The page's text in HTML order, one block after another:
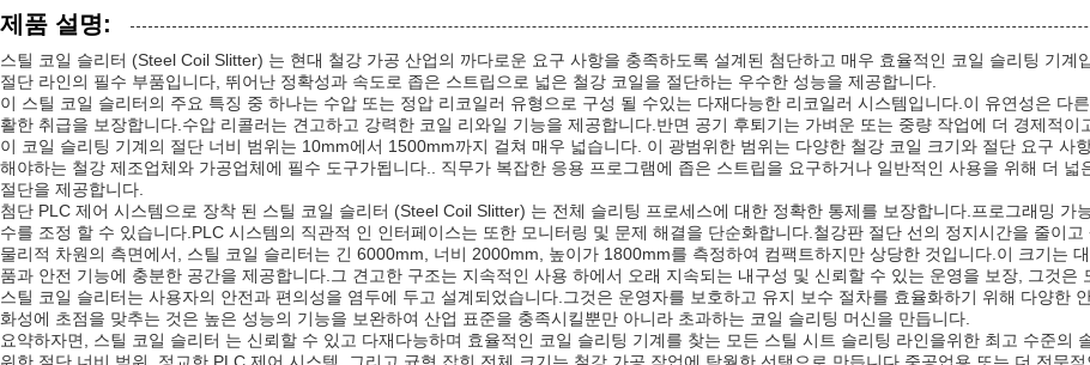
제품 설명:
스틸 코일 슬리터 (Steel Coil Slitter) 는 현대 철강 가공 산업의 까다로운 요구 사항을 충족하도록 설계된 첨단하고 매우 효율적인 코일 슬리팅 기
절단 라인의 필수 부품입니다, 뛰어난 정확성과 속도로 좁은 스트립으로 넓은 철강 코일을 절단하는 우수한 성능을 제공합니다.
이 스틸 코일 슬리터의 주요 특징 중 하나는 수압 또는 정압 리코일러 유형으로 구성 될 수있는 다재다능한 리코일러 시스템입니다.이 유연성은 다
활한 취급을 보장합니다.수압 리콜러는 견고하고 강력한 코일 리와일 기능을 제공합니다.반면 공기 후퇴기는 가벼운 또는 중량 작업에 더 경제적이
이 코일 슬리팅 기계의 절단 너비 범위는 10mm에서 1500mm까지 걸쳐 매우 넓습니다. 이 광범위한 범위는 다양한 철강 코일 크기와 절단 요구
해야하는 철강 제조업체와 가공업체에 필수 도구가됩니다.. 직무가 복잡한 응용 프로그램에 좁은 스트립을 요구하거나 일반적인 사용을 위해 더
절단을 제공합니다.
첨단 PLC 제어 시스템으로 장착 된 스틸 코일 슬리터 (Steel Coil Slitter) 는 전체 슬리팅 프로세스에 대한 정확한 통제를 보장합니다.프로그래밍
수를 조정 할 수 있습니다.PLC 시스템의 직관적 인 인터페이스는 또한 모니터링 및 문제 해결을 단순화합니다.철강판 절단 선의 정지시간을 줄이고
물리적 차원의 측면에서, 스틸 코일 슬리터는 긴 6000mm, 너비 2000mm, 높이가 1800mm를 측정하여 컴팩트하지만 상당한 것입니다.이 크기는
품과 안전 기능에 충분한 공간을 제공합니다.그 견고한 구조는 지속적인 사용 하에서 오래 지속되는 내구성 및 신뢰할 수 있는 운영을 보장, 그것은
스틸 코일 슬리터는 사용자의 안전과 편의성을 염두에 두고 설계되었습니다.그것은 운영자를 보호하고 유지 보수 절차를 효율화하기 위해 다양한
화성에 초점을 맞추는 것은 높은 성능의 기능을 보완하여 산업 표준을 충족시킬뿐만 아니라 초과하는 코일 슬리팅 머신을 만듭니다.
요약하자면, 스틸 코일 슬리터 는 신뢰할 수 있고 다재다능하며 효율적인 코일 슬리팅 기계를 찾는 모든 스틸 시트 슬리팅 라인을위한 최고 수준